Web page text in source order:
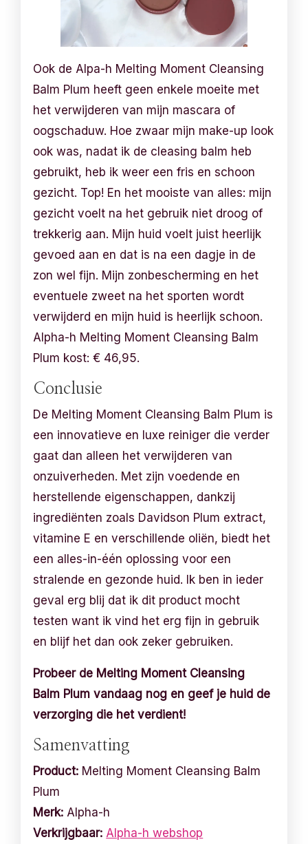
Ook de Alpa-h Melting Moment Cleansing
Balm Plum heeft geen enkele moeite met
het verwijderen van mijn mascara of
oogschaduw. Hoe zwaar mijn make-up look
ook was, nadat ik de cleasing balm heb
gebruikt, heb ik weer een fris en schoon
gezicht. Top! En het mooiste van alles: mijn
gezicht voelt na het gebruik niet droog of
trekkerig aan. Mijn huid voelt juist heerlijk
gevoed aan en dat is na een dagje in de
zon wel fijn. Mijn zonbescherming en het
eventuele zweet na het sporten wordt
verwijderd en mijn huid is heerlijk schoon.
Alpha-h Melting Moment Cleansing Balm
Plum kost: € 46,95.
Conclusie
De Melting Moment Cleansing Balm Plum is
een innovatieve en luxe reiniger die verder
gaat dan alleen het verwijderen van
onzuiverheden. Met zijn voedende en
herstellende eigenschappen, dankzij
ingrediënten zoals Davidson Plum extract,
vitamine E en verschillende oliën, biedt het
een alles-in-één oplossing voor een
stralende en gezonde huid. Ik ben in ieder
geval erg blij dat ik dit product mocht
testen want ik vind het erg fijn in gebruik
en blijf het dan ook zeker gebruiken.
Probeer de Melting Moment Cleansing
Balm Plum vandaag nog en geef je huid de
verzorging die het verdient!
Samenvatting
Product: Melting Moment Cleansing Balm
Plum
Merk: Alpha-h
Verkrijgbaar: Alpha-h webshop